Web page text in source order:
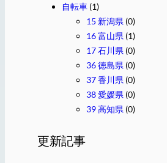
自転車(1)
15 新潟県 (0)
16 富山県 (1)
17 石川県 (0)
36 徳島県 (0)
37 香川県 (0)
38 愛媛県 (0)
39 高知県 (0)
更新記事